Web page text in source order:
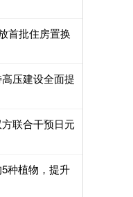
首批住房置换
压建设全面提
联合干预日元
种植物，提升